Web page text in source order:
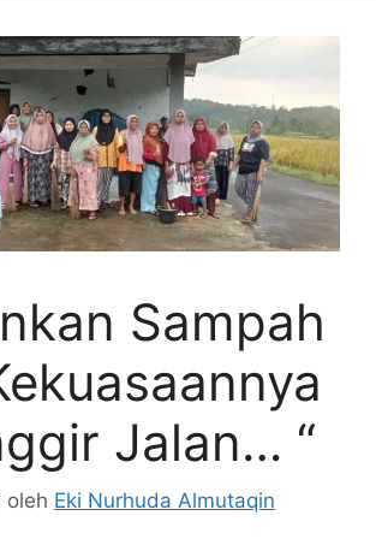
Sampah
Jalan… “
oleh Eki Nurhuda Almutaqin